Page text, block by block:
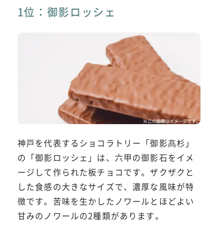
1位：御影ロッシェ
神戸を代表するショコラトリー「御影髙杉」
の「御影ロッシェ」は、六甲の御影石をイメ
ージして作られた板チョコです。ザクザクと
した食感の大きなサイズで、濃厚な風味が特
徴です。苦味を生かしたノワールとほどよい
甘みのノワールの2種類があります。